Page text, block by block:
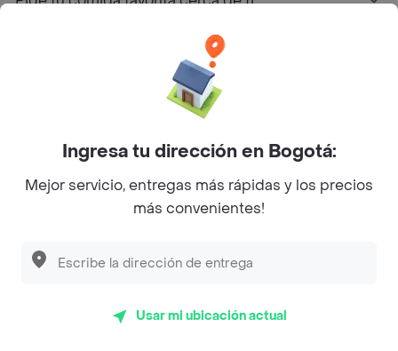
Sobre Rappi
Facebook
Twitter
Instagram
©2026Rappi Inc. All rights reserved.
Ingresa tu dirección en Bogotá:
Mejor servicio, entregas más rápidas y los precios
más convenientes!
Usar mi ubicación actual